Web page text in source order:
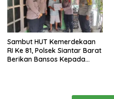
Sambut HUT Kemerdekaan
RI Ke 81, Polsek Siantar Barat
Berikan Bansos Kepada